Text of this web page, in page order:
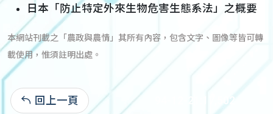
日本「防止特定外來生物危害生態系法」之概要
本網站刊載之「農政與農情」其所有內容，包含文字、圖像等皆可轉
載使用，惟須註明出處。
回上一頁 94-12-21:17,502